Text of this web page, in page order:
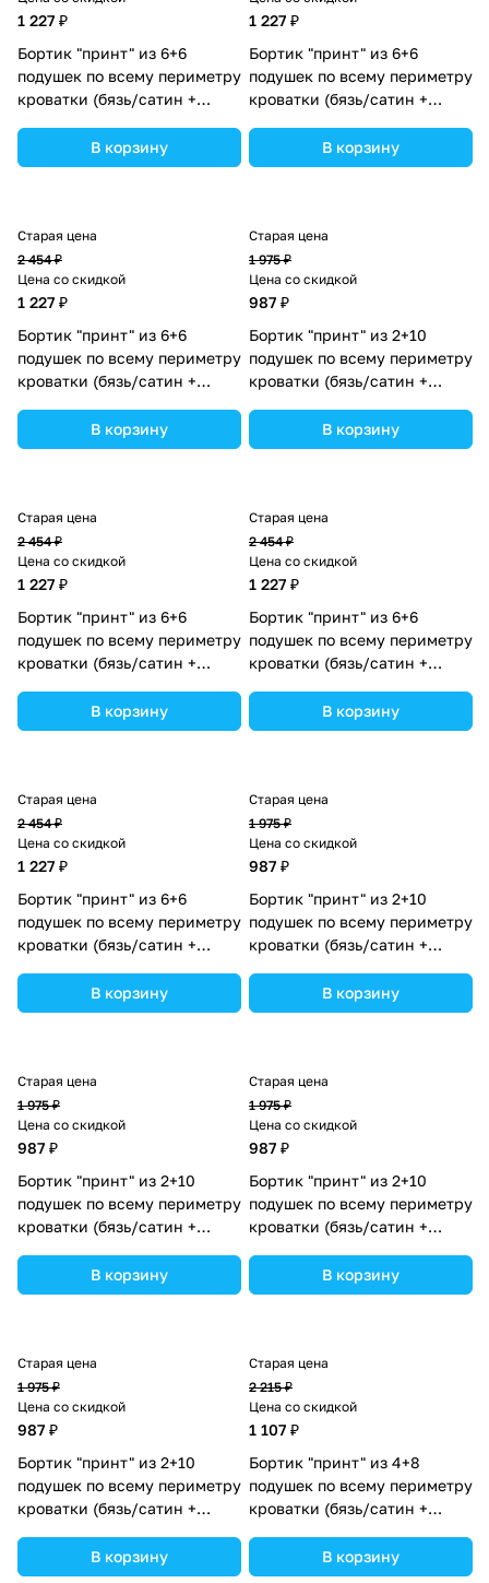
1 227 ₽
Бортик "принт" из 6+6
подушек по всему периметру
кроватки (бязь/сатин +
цвета в ассортименте.
В корзину
1 227 ₽
Бортик "принт" из 6+6
подушек по всему периметру
кроватки (бязь/сатин +
цвета в ассортименте.
В корзину
Старая цена
2 454 ₽
Цена со скидкой
1 227 ₽
Бортик "принт" из 6+6
подушек по всему периметру
кроватки (бязь/сатин +
цвета в ассортименте.
В корзину
Старая цена
1 975 ₽
Цена со скидкой
987 ₽
Бортик "принт" из 2+10
подушек по всему периметру
кроватки (бязь/сатин +
цвета в ассортименте.
В корзину
Старая цена
2 454 ₽
Цена со скидкой
1 227 ₽
Бортик "принт" из 6+6
подушек по всему периметру
кроватки (бязь/сатин +
цвета в ассортименте.
В корзину
Старая цена
2 454 ₽
Цена со скидкой
1 227 ₽
Бортик "принт" из 6+6
подушек по всему периметру
кроватки (бязь/сатин +
цвета в ассортименте.
В корзину
Старая цена
2 454 ₽
Цена со скидкой
1 227 ₽
Бортик "принт" из 6+6
подушек по всему периметру
кроватки (бязь/сатин +
цвета в ассортименте.
В корзину
Старая цена
1 975 ₽
Цена со скидкой
987 ₽
Бортик "принт" из 2+10
подушек по всему периметру
кроватки (бязь/сатин +
цвета в ассортименте.
В корзину
Старая цена
1 975 ₽
Цена со скидкой
987 ₽
Бортик "принт" из 2+10
подушек по всему периметру
кроватки (бязь/сатин +
цвета в ассортименте.
В корзину
Старая цена
1 975 ₽
Цена со скидкой
987 ₽
Бортик "принт" из 2+10
подушек по всему периметру
кроватки (бязь/сатин +
цвета в ассортименте.
В корзину
Старая цена
1 975 ₽
Цена со скидкой
987 ₽
Бортик "принт" из 2+10
подушек по всему периметру
кроватки (бязь/сатин +
цвета в ассортименте.
В корзину
Старая цена
2 215 ₽
Цена со скидкой
1 107 ₽
Бортик "принт" из 4+8
подушек по всему периметру
кроватки (бязь/сатин +
цвета в ассортименте.
В корзину